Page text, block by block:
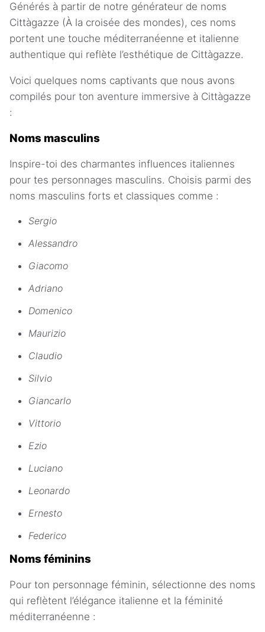
Générés à partir de notre générateur de noms
Cittàgazze (À la croisée des mondes), ces noms
portent une touche méditerranéenne et italienne
authentique qui reflète l’esthétique de Cittàgazze.
Voici quelques noms captivants que nous avons
compilés pour ton aventure immersive à Cittàgazze
:
Noms masculins
Inspire-toi des charmantes influences italiennes
pour tes personnages masculins. Choisis parmi des
noms masculins forts et classiques comme :
Sergio
Alessandro
Giacomo
Adriano
Domenico
Maurizio
Claudio
Silvio
Giancarlo
Vittorio
Ezio
Luciano
Leonardo
Ernesto
Federico
Noms féminins
Pour ton personnage féminin, sélectionne des noms
qui reflètent l’élégance italienne et la féminité
méditerranéenne :